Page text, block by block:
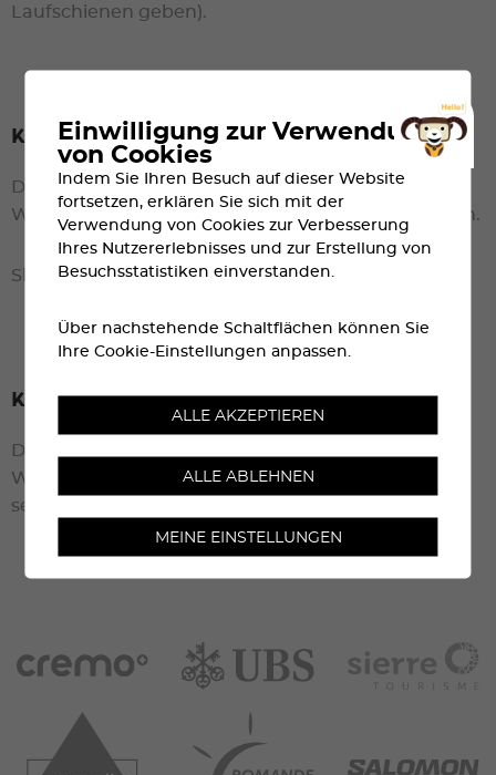
Laufschienen geben).
Kategorie Skiwandern
Das Material und die Ausrüstung müssen an die
Wetterbedingungen an diesem Tag angepasst sein.
Skifelle sind obligatorisch.
Kategorie Lauf
Das Material und die Ausrüstung müssen an die
Wetterbedingungen an diesem Tag angepasst
sein.Steigeisen und Stöcke sind erlaubt.
Einwilligung zur Verwendung
von Cookies
Indem Sie Ihren Besuch auf dieser Website
fortsetzen, erklären Sie sich mit der
Verwendung von Cookies zur Verbesserung
Ihres Nutzererlebnisses und zur Erstellung von
Besuchsstatistiken einverstanden.
Über nachstehende Schaltflächen können Sie
Ihre Cookie-Einstellungen anpassen.
ALLE AKZEPTIEREN
ALLE ABLEHNEN
MEINE EINSTELLUNGEN